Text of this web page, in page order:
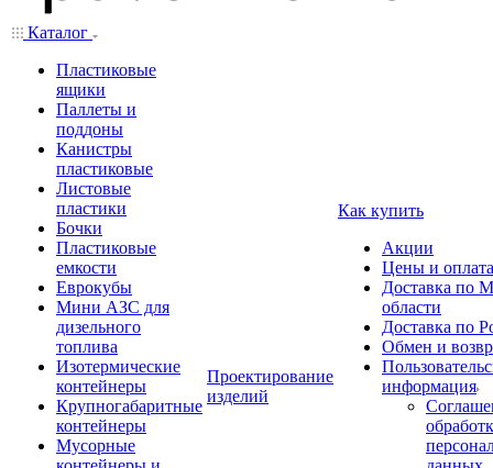
Каталог
Пластиковые
ящики
Паллеты и
поддоны
Канистры
пластиковые
Листовые
пластики
Бочки
Пластиковые
емкости
Еврокубы
Мини АЗС для
дизельного
топлива
Изотермические
контейнеры
Крупногабаритные
контейнеры
Мусорные
Проектирование
изделий
Как купить
Акции
Цены и оплата
Доставка по
области
Доставка по
Обмен и
информация